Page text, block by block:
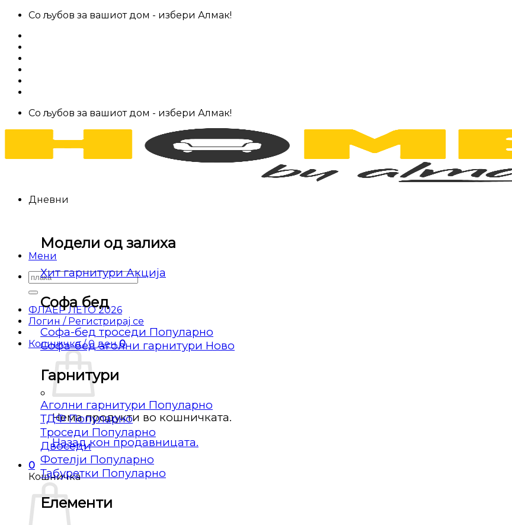
Skip
content
Со љубов за вашиот дом - избери Алмак!
Со љубов за вашиот дом - избери Алмак!
Мени
Барај
за:
ФЛАЕР ЛЕТО 2026
Логин / Регистрирај се
Кошничка /0 ден 0
Нема продукти во кошничката.
Назад кон продавницата.
0
Кошничка
Дневни
Модели од залиха
Хит гарнитури
Софа бед
Софа-бед троседи
Софа-бед аголни гарнитури
Гарнитури
Аголни гарнитури
ТДФ
Троседи
Двоседи
Фотелји
Табуретки
Елементи